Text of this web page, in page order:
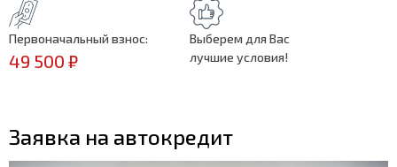
Первоначальный взнос:
49 500 ₽
Выберем для Вас
лучшие условия!
Заявка на автокредит